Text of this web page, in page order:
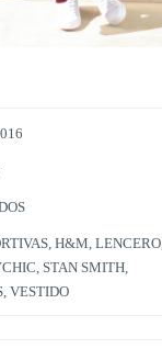
,H&M ,LENCERO
STAN SMITH
,VESTIDO